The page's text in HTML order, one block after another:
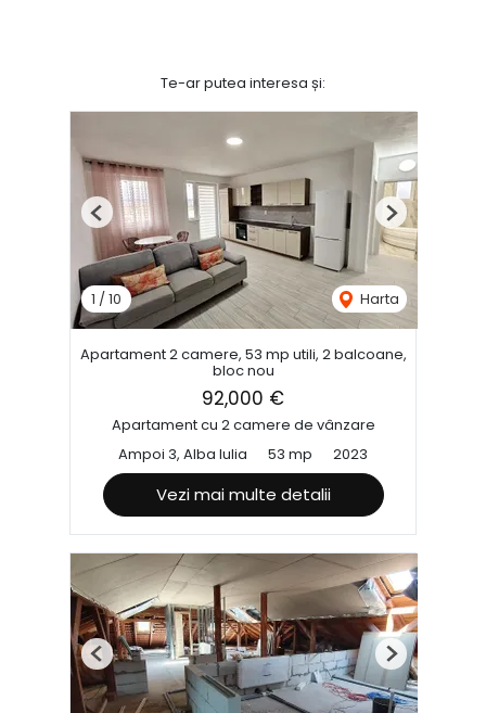
Te-ar putea interesa și:
1 / 10 Harta
Previous Next
Apartament 2 camere, 53 mp utili, 2 balcoane,
bloc nou
92,000 €
Apartament cu 2 camere de vânzare
Ampoi 3, Alba Iulia
53 mp 2023
Vezi mai multe detalii
Previous Next